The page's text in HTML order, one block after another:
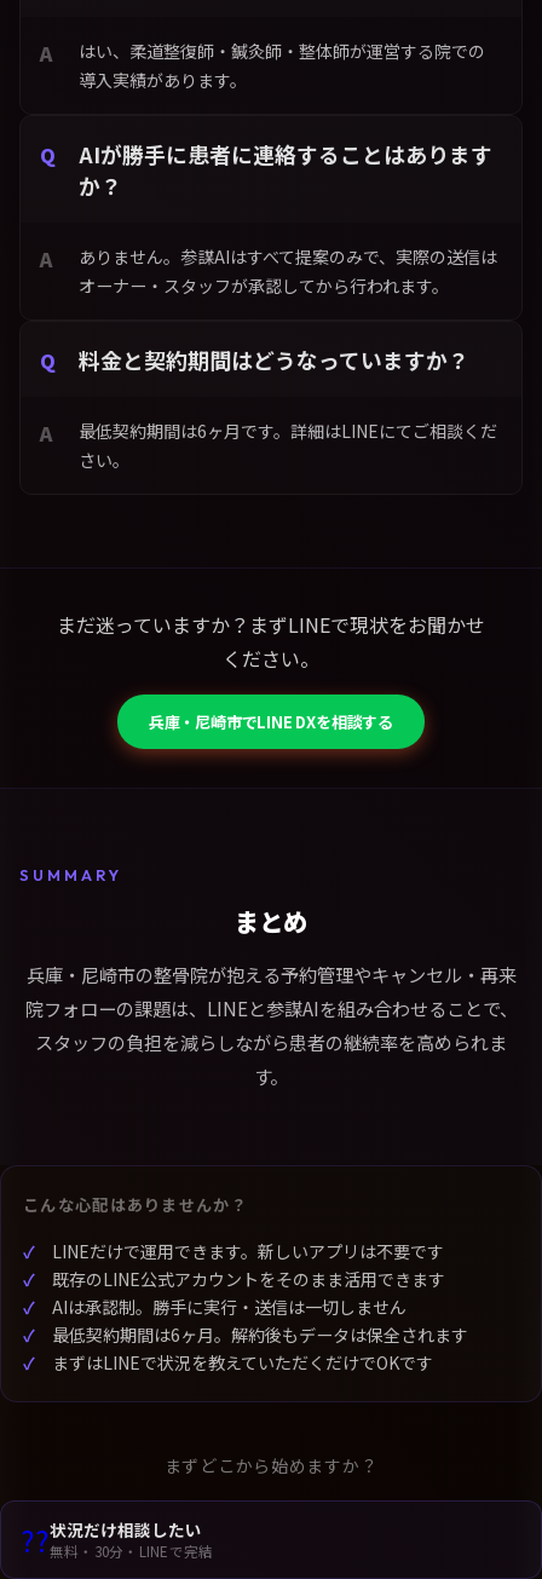
はい、柔道整復師・鍼灸師・整体師が運営する院での
導入実績があります。
AIが勝手に患者に連絡することはあります
か？
ありません。参謀AIはすべて提案のみで、実際の送信は
オーナー・スタッフが承認してから行われます。
料金と契約期間はどうなっていますか？
最低契約期間は6ヶ月です。詳細はLINEにてご相談くだ
さい。
まだ迷っていますか？まずLINEで現状をお聞かせ
ください。
兵庫・尼崎市でLINE DXを相談する
SUMMARY
まとめ
兵庫・尼崎市の整骨院が抱える予約管理やキャンセル・再来
院フォローの課題は、LINEと参謀AIを組み合わせることで、
スタッフの負担を減らしながら患者の継続率を高められま
す。
こんな心配はありませんか？
LINEだけで運用できます。新しいアプリは不要です
既存のLINE公式アカウントをそのまま活用できます
AIは承認制。勝手に実行・送信は一切しません
最低契約期間は6ヶ月。解約後もデータは保全されます
まずはLINEで状況を教えていただくだけでOKです
まずどこから始めますか？
??状況だけ相談したい
無料・30分・LINEで完結